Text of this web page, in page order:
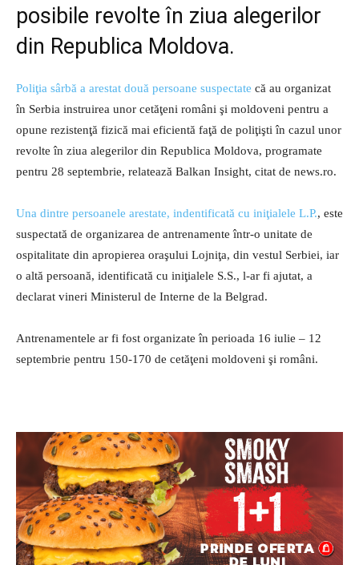
posibile revolte în ziua alegerilor
din Republica Moldova.
Poliţia sârbă a arestat două persoane suspectate că au organizat
în Serbia instruirea unor cetăţeni români şi moldoveni pentru a
opune rezistenţă fizică mai eficientă faţă de poliţişti în cazul unor
revolte în ziua alegerilor din Republica Moldova, programate
pentru 28 septembrie, relatează Balkan Insight, citat de news.ro.
Una dintre persoanele arestate, indentificată cu iniţialele L.P., este
suspectată de organizarea de antrenamente într-o unitate de
ospitalitate din apropierea oraşului Lojniţa, din vestul Serbiei, iar
o altă persoană, identificată cu iniţialele S.S., l-ar fi ajutat, a
declarat vineri Ministerul de Interne de la Belgrad.
Antrenamentele ar fi fost organizate în perioada 16 iulie – 12
septembrie pentru 150-170 de cetăţeni moldoveni şi români.